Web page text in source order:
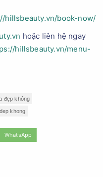
hillsbeauty.vn/book-now/
hoặc liên hệ ngay
hillsbeauty.vn/menu-
đẹp không
khong
WhatsApp